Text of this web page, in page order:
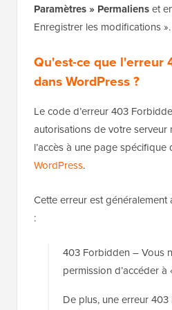
Paramètres» Permalienset
Enregistrer les modifications ».
Qu'est-ce que l'erreur
dans WordPress ?
Le code d’erreur 403
autorisations de votre serveur
l’accès à une page spécifique
WordPress.
Cette erreur est
:
403 Forbidden – Vous
permission d’accéder à
De plus, une erreur